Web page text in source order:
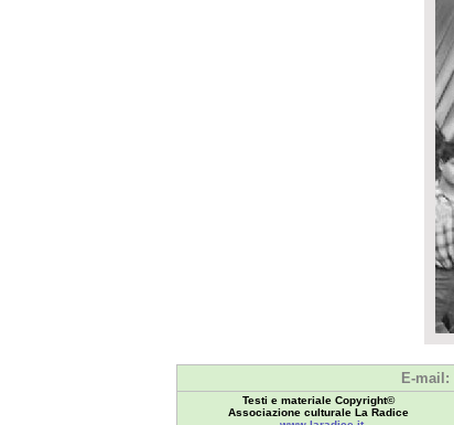
E-mail:
Testi e materiale Copyright©
Associazione culturale La Radice